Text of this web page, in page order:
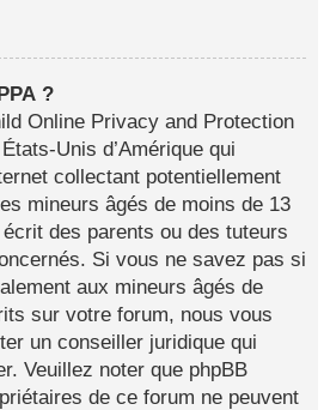
?
Online Privacy and Protection
Unis d’Amérique qui
collectant potentiellement
mineurs âgés de moins de 13
des parents ou des tuteurs
Si vous ne savez pas si
aux mineurs âgés de
sur votre forum, nous vous
un conseiller juridique qui
Veuillez noter que phpBB
de ce forum ne peuvent